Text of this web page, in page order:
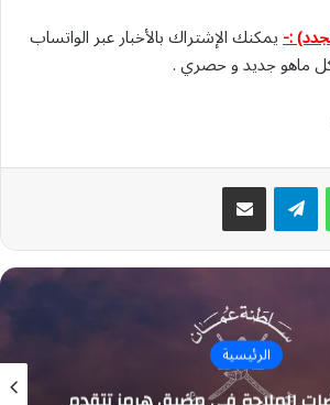
:-يمكنك الإشتراك بالأخبار عبر الواتساب
ماهو جديد و حصري .
واتسابتيلقرام مشاركة عبر البريد
الرئيسية